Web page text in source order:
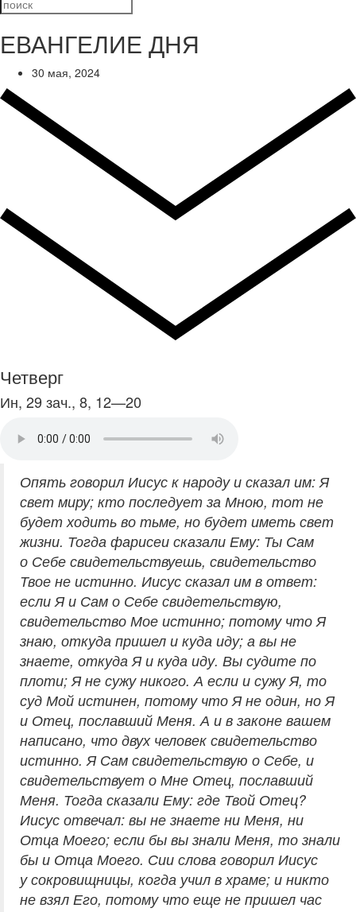
ЕВАНГЕЛИЕ ДНЯ
30 мая, 2024
Четверг
Ин, 29 зач., 8, 12—20
Опять говорил Иисус к народу и сказал им: Я
свет миру; кто последует за Мною, тот не
будет ходить во тьме, но будет иметь свет
жизни. Тогда фарисеи сказали Ему: Ты Сам
о Себе свидетельствуешь, свидетельство
Твое не истинно. Иисус сказал им в ответ:
если Я и Сам о Себе свидетельствую,
свидетельство Мое истинно; потому что Я
знаю, откуда пришел и куда иду; а вы не
знаете, откуда Я и куда иду. Вы судите по
плоти; Я не сужу никого. А если и сужу Я, то
суд Мой истинен, потому что Я не один, но Я
и Отец, пославший Меня. А и в законе вашем
написано, что двух человек свидетельство
истинно. Я Сам свидетельствую о Себе, и
свидетельствует о Мне Отец, пославший
Меня. Тогда сказали Ему: где Твой Отец?
Иисус отвечал: вы не знаете ни Меня, ни
Отца Моего; если бы вы знали Меня, то знали
бы и Отца Моего. Сии слова говорил Иисус
у сокровищницы, когда учил в храме; и никто
не взял Его, потому что еще не пришел час